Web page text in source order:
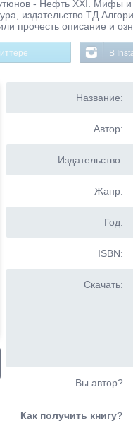
- Нефть XXI. Мифы и
издательство ТД
прочесть описание и
В
Название:
Автор:
Издательство:
Жанр:
Год:
ISBN:
Скачать:
Вы автор?
Как получить книгу?